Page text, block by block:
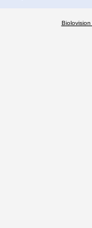
Biolovision